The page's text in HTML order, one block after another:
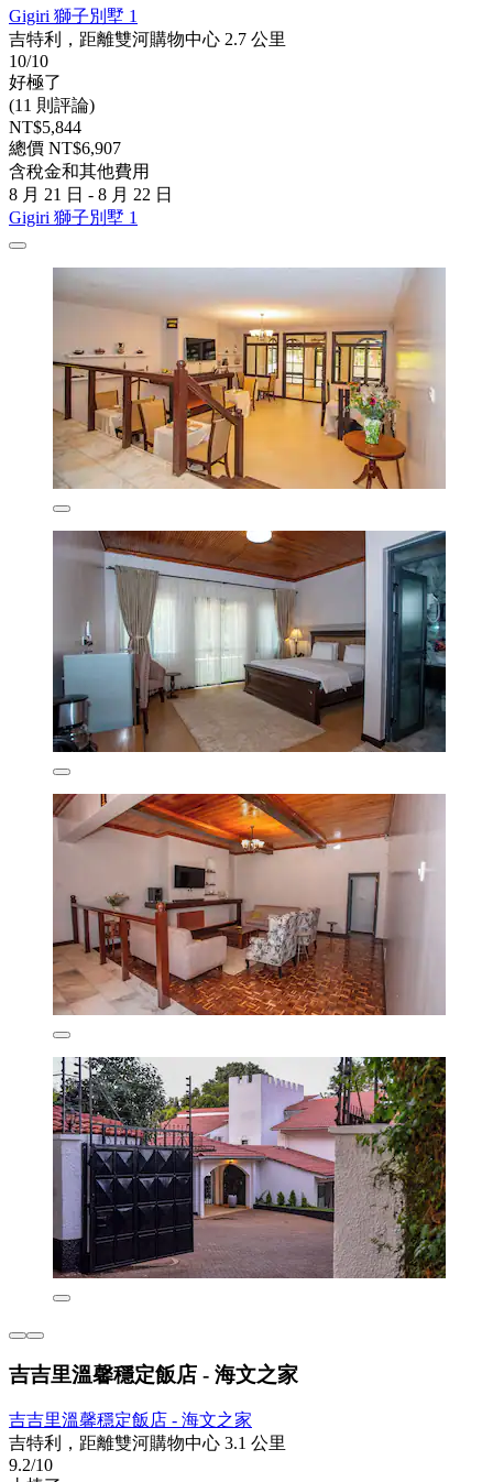
Gigiri 獅子別墅 1
吉特利，距離雙河購物中心 2.7 公里
10/10
好極了
(11 則評論)
NT$5,844
總價 NT$6,907
含稅金和其他費用
8 月 21 日 - 8 月 22 日
Gigiri 獅子別墅 1
吉吉里溫馨穩定飯店 - 海文之家
吉吉里溫馨穩定飯店 - 海文之家
吉特利，距離雙河購物中心 3.1 公里
9.2/10